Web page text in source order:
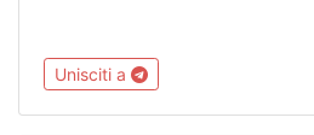
Unisciti a